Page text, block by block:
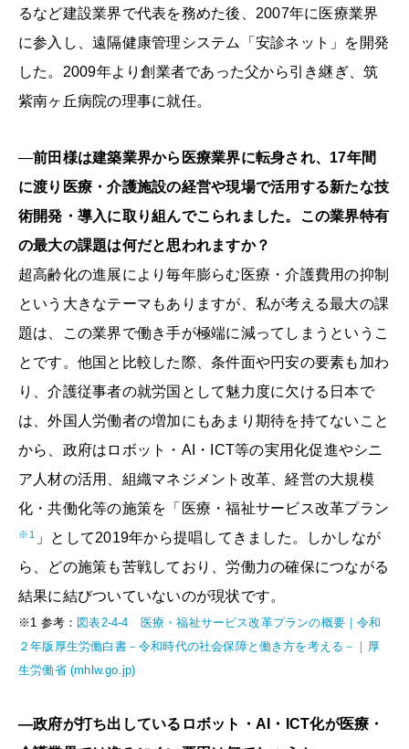
るなど建設業界で代表を務めた後、2007年に医療業界
に参入し、遠隔健康管理システム「安診ネット」を開発
した。2009年より創業者であった父から引き継ぎ、筑
紫南ヶ丘病院の理事に就任。
―前田様は建築業界から医療業界に転身され、17年間
に渡り医療・介護施設の経営や現場で活用する新たな技
術開発・導入に取り組んでこられました。この業界特有
の最大の課題は何だと思われますか？
超高齢化の進展により毎年膨らむ医療・介護費用の抑制
という大きなテーマもありますが、私が考える最大の課
題は、この業界で働き手が極端に減ってしまうというこ
とです。他国と比較した際、条件面や円安の要素も加わ
り、介護従事者の就労国として魅力度に欠ける日本で
は、外国人労働者の増加にもあまり期待を持てないこと
から、政府はロボット・AI・ICT等の実用化促進やシニ
ア人材の活用、組織マネジメント改革、経営の大規模
化・共働化等の施策を「医療・福祉サービス改革プラン
※1
」として2019年から提唱してきました。しかしなが
ら、どの施策も苦戦しており、労働力の確保につながる
結果に結びついていないのが現状です。
※1 参考： 図表2-4-4 医療・福祉サービス改革プランの概要｜令和
２年版厚生労働白書－令和時代の社会保障と働き方を考える－｜厚
生労働省 (mhlw.go.jp)
―政府が打ち出しているロボット・AI・ICT化が医療・